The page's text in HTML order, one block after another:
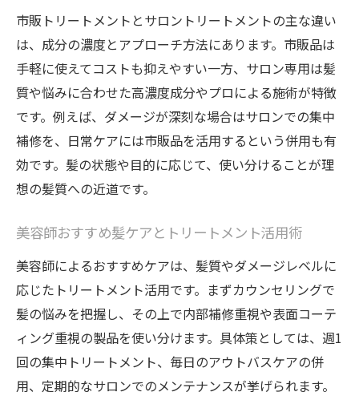
髪質改善におすすめのトリートメント法
サロン級仕上がりを叶える自宅ケア術
髪やヘアカラーの悩みに合う施術ポイント
美髪を目指すための髪質改善テクニック
髪質に合ったトリートメント活用の極意
サロン級髪質改善に市販製品を活かす方法
髪がパサつく時におすすめのトリートメントと
は
髪パサパサ時に使いたいトリートメント選
ドラッグストアで選ぶパサつき対策アイテ
ム
髪の乾燥を防ぐトリートメントの使い方
市販トリートメントでパサつき改善のコツ
美容師おすすめ髪パサつきケア方法
市販トリートメントとサロントリートメントの主な違い
は、成分の濃度とアプローチ方法にあります。市販品は
手軽に使えてコストも抑えやすい一方、サロン専用は髪
質や悩みに合わせた高濃度成分やプロによる施術が特徴
です。例えば、ダメージが深刻な場合はサロンでの集中
補修を、日常ケアには市販品を活用するという併用も有
効です。髪の状態や目的に応じて、使い分けることが理
想の髪質への近道です。
美容師おすすめ髪ケアとトリートメント活用術
美容師によるおすすめケアは、髪質やダメージレベルに
応じたトリートメント活用です。まずカウンセリングで
髪の悩みを把握し、その上で内部補修重視や表面コーテ
ィング重視の製品を使い分けます。具体策としては、週1
回の集中トリートメント、毎日のアウトバスケアの併
用、定期的なサロンでのメンテナンスが挙げられます。